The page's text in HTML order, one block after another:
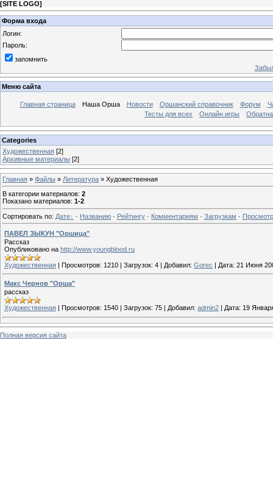
[SITE LOGO]
Форма входа
Логин:
Пароль:
запомнить
Меню сайта
Главная страница Наша Орша Новости Оршанский справочник Форум
Тесты для всех
Онлайн игры
Categories
Художественная [2]
Архивные материалы [2]
Главная » Файлы » Литература » Художественная
В категории материалов: 2
Показано материалов: 1-2
Сортировать по: Дате · Названию · Рейтингу · Комментариям · Загрузкам ·
ПАВЕЛ ЗЫКУН "Оршица"
Рассказ
Опубликовано на http://www.youngblood.ru
Художественная | Просмотров: 1210 | Загрузок: 4 | Добавил: Gorec | Дата: 21 Июня
Макс Чернов "Орша"
рассказ
Художественная Просмотров: 1540 Загрузок: 75 Добавил: admin2 Дата: 19
Полная версия сайта